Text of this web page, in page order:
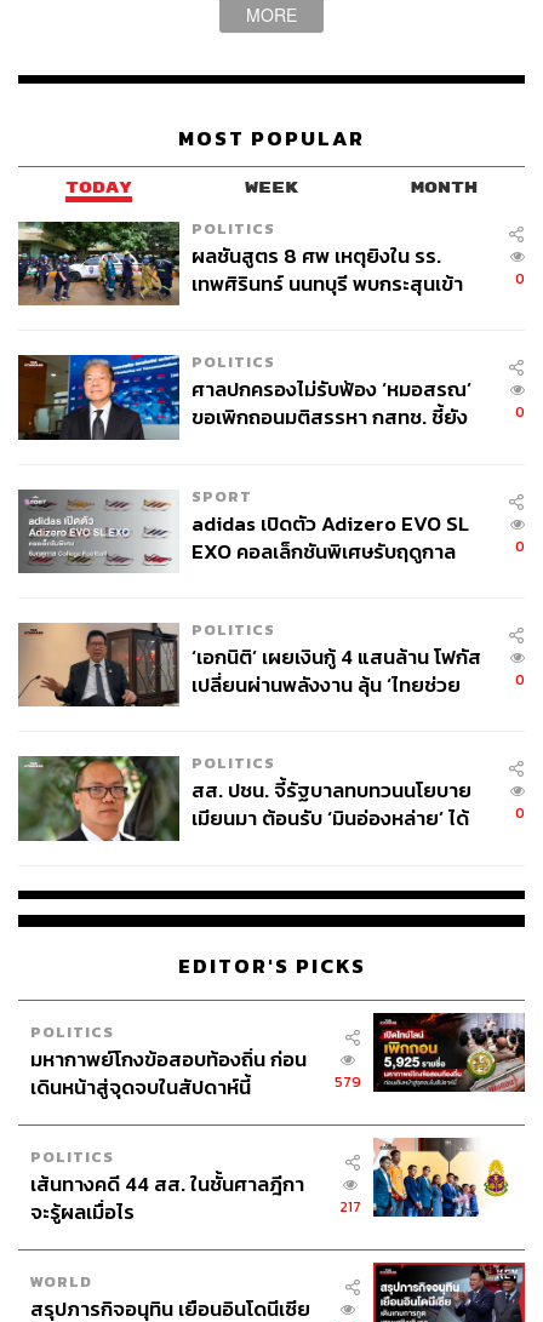
MORE
MOST POPULAR
TODAY WEEK MONTH
POLITICS
ผลชันสูตร 8 ศพ เหตุยิงใน รร.
เทพศิรินทร์ นนทบุรี พบกระสุนเข้า
0
POLITICS
ศาลปกครองไม่รับฟ้อง ‘หมอสรณ’
ขอเพิกถอนมติสรรหา กสทช. ชี้ยัง
0
SPORT
adidas เปิดตัว Adizero EVO SL
EXO คอลเล็กชันพิเศษรับฤดูกาล
0
POLITICS
‘เอกนิติ’ เผยเงินกู้ 4 แสนล้าน โฟกัส
เปลี่ยนผ่านพลังงาน ลุ้น ‘ไทยช่วย
0
POLITICS
สส. ปชน. จี้รัฐบาลทบทวนนโยบาย
เมียนมา ต้อนรับ ‘มินอ่องหล่าย’ ได้
0
EDITOR'S PICKS
POLITICS
มหากาพย์โกงข้อสอบท้องถิ่น ก่อน
เดินหน้าสู่จุดจบในสัปดาห์นี้
579
POLITICS
เส้นทางคดี 44 สส. ในชั้นศาลฎีกา
จะรู้ผลเมื่อไร
217
WORLD
สรุปภารกิจอนุทิน เยือนอินโดนีเซีย